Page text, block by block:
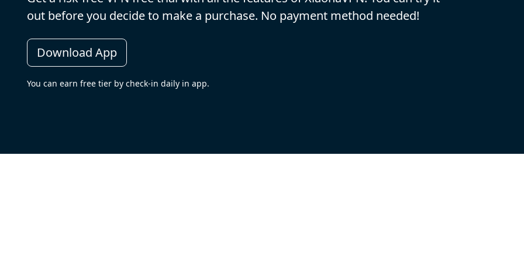
out before you decide to make a purchase. No payment method needed!
Download App
You can earn free tier by check-in daily in app.